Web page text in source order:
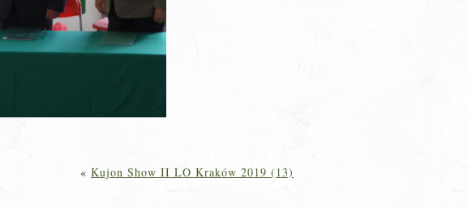
« Kujon Show II LO Kraków 2019 (13)